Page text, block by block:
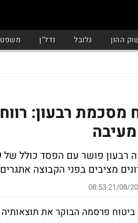
ההון גלובל נדל"ן משפט
מציבים בפני הקבוצה אתגרים
21/08/2011
פרסמה הבוקר את